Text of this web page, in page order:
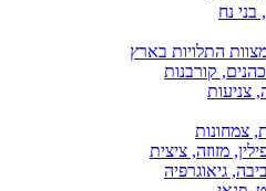
בני נח
התלויות בארץ
קורבנות
צניעות
צמחונות
מזוזה, ציצית
גיאוגרפיה